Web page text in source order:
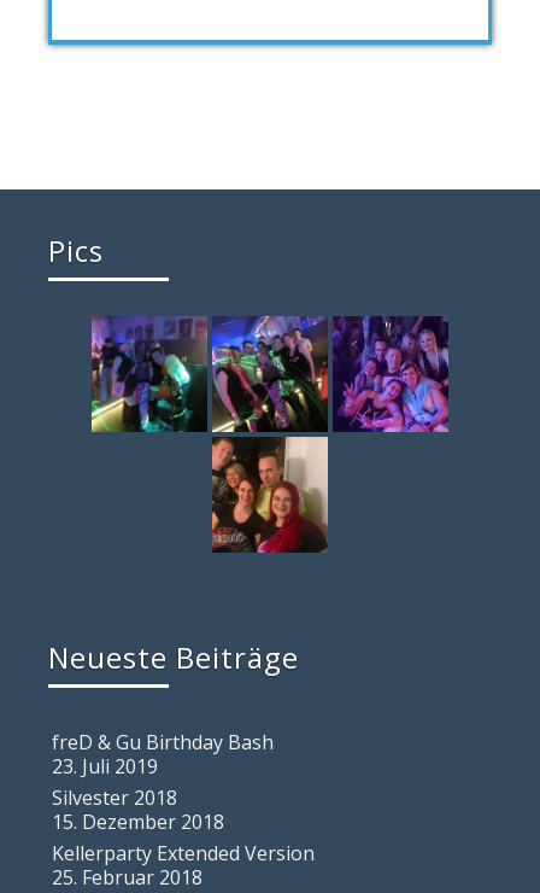
Pics
Neueste Beiträge
freD & Gu Birthday Bash
23. Juli 2019
Silvester 2018
15. Dezember 2018
Kellerparty Extended Version
25. Februar 2018